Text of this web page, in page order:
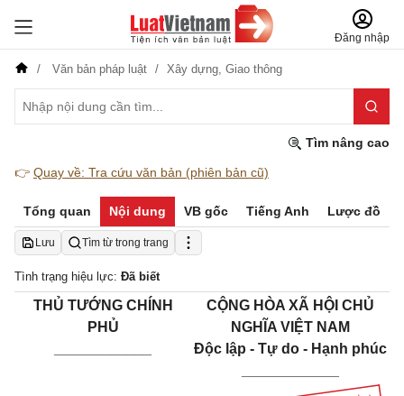
Đăng nhập
Văn bản pháp luật Xây dựng, Giao thông
Tìm nâng cao
👉 Quay về: Tra cứu văn bản (phiên bản cũ)
Tổng quan Nội dung VB gốc Tiếng Anh Lược đồ
Lưu Tìm từ trong trang
Tình trạng hiệu lực: Đã biết
THỦ TƯỚNG CHÍNH
PHỦ
CỘNG HÒA XÃ HỘI CHỦ
NGHĨA VIỆT NAM
Độc lập - Tự do - Hạnh phúc